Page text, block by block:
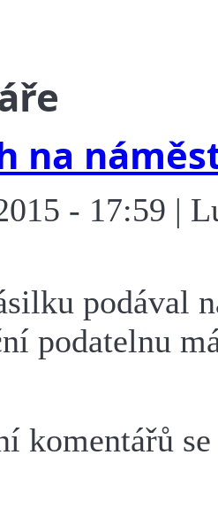
na
- 17:59 |
podával
podatelnu
komentářů